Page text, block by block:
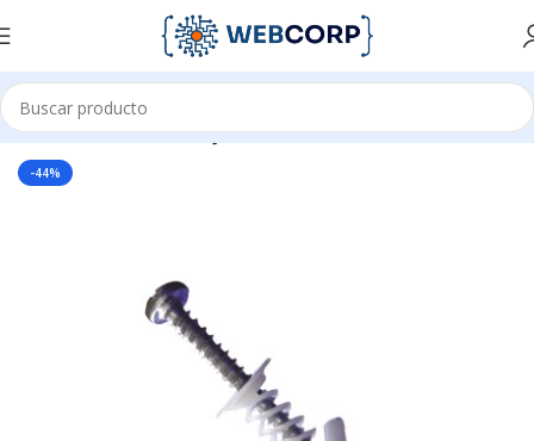
Inicio CANALIZACIÓN FIJACIÓN
-44%